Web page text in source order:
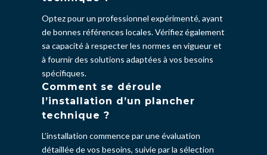
Optez pour un professionnel expérimenté, ayant
de bonnes références locales. Vérifiez également
sa capacité à respecter les normes en vigueur et
à fournir des solutions adaptées à vos besoins
spécifiques.
Comment se déroule
l’installation d’un plancher
technique ?
L’installation commence par une évaluation
détaillée de vos besoins, suivie par la sélection